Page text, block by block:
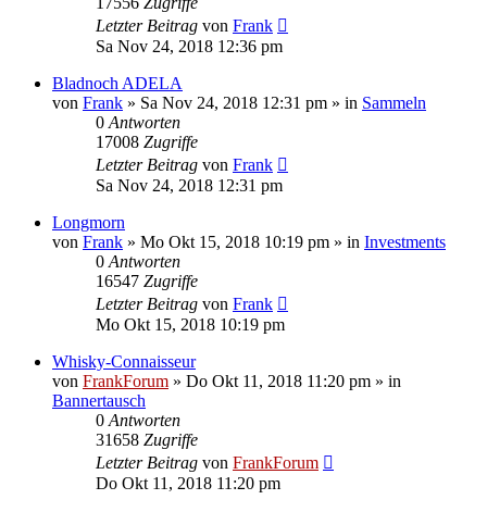
Letzter Beitrag von Frank
Sa Nov 24, 2018 12:36 pm
Bladnoch ADELA
von Frank » Sa Nov 24, 2018 12:31 pm » in Sammeln
0 Antworten
17008 Zugriffe
Letzter Beitrag von Frank
Sa Nov 24, 2018 12:31 pm
Longmorn
von Frank » Mo Okt 15, 2018 10:19 pm » in Investments
0 Antworten
16547 Zugriffe
Letzter Beitrag von Frank
Mo Okt 15, 2018 10:19 pm
Whisky-Connaisseur
von FrankForum » Do Okt 11, 2018 11:20 pm » in
Bannertausch
0 Antworten
31658 Zugriffe
Letzter Beitrag von FrankForum
Do Okt 11, 2018 11:20 pm